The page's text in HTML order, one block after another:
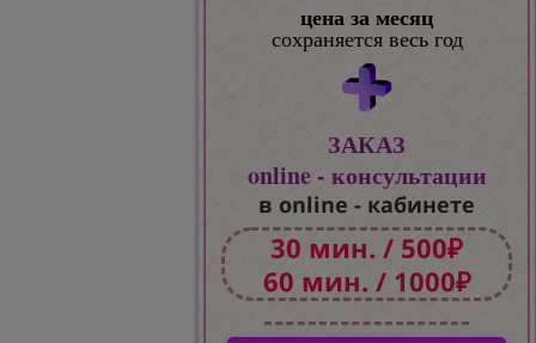
цена за месяц
сохраняется весь год
ЗАКАЗ
online - консультации
в online - кабинете
30 мин. / 500₽
60 мин. / 1000₽